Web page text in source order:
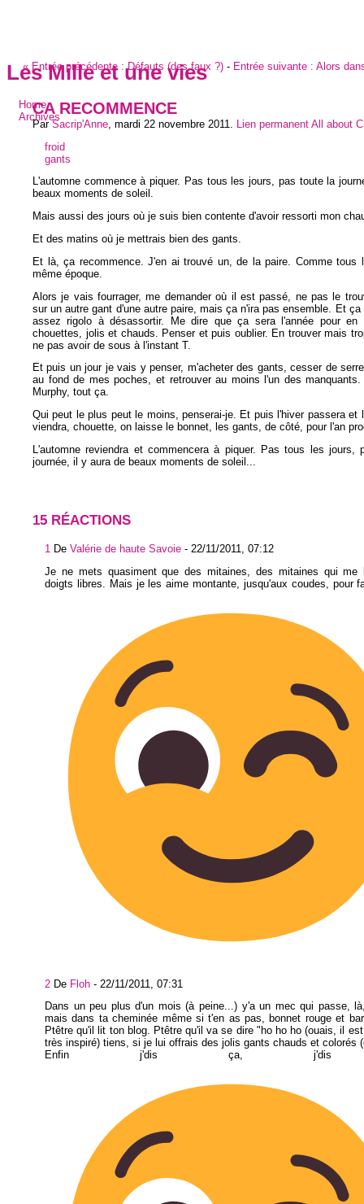
Les Mille et une vies
Home
Archives
« Entrée précédente :Défauts (des faux ?) - Entrée suivante : Alors
CA RECOMMENCE
ParSacrip'Anne mardi 22 novembre 2011 Lien permanent All about
froid
gants
L'automne commence à piquer. Pas tous les jours, pas toute la
beaux moments de soleil.
Mais aussi des jours où je suis bien contente d'avoir ressorti mon
Et des matins où je mettrais bien des gants.
Et là, ça recommence. J'en ai trouvé un, de la paire. Comme tous
même époque.
Alors je vais fourrager, me demander où il est passé, ne pas le
sur un autre gant d'une autre paire, mais ça n'ira pas ensemble. Et ça
assez rigolo à désassortir. Me dire que ça sera l'année pour en
chouettes, jolis et chauds. Penser et puis oublier. En trouver mais
ne pas avoir de sous à l'instant T.
Et puis un jour je vais y penser, m'acheter des gants, cesser de
au fond de mes poches, et retrouver au moins l'un des manquants.
Murphy, tout ça.
Qui peut le plus peut le moins, penserai-je. Et puis l'hiver passera et
viendra, chouette, on laisse le bonnet, les gants, de côté, pour l'an
L'automne reviendra et commencera à piquer. Pas tous les jours,
journée, il y aura de beaux moments de soleil...
15 RÉACTIONS
1 De Valérie de haute Savoie - 22/11/2011, 07:12
Je ne mets quasiment que des mitaines, des mitaines qui me
doigts libres. Mais je les aime montante, jusqu'aux coudes, pour
2 De Floh - 22/11/2011, 07:31
Dans un peu plus d'un mois (à peine...) y'a un mec qui passe,
mais dans ta cheminée même si t'en as pas, bonnet rouge et
Ptêtre qu'il lit ton blog. Ptêtre qu'il va se dire "ho ho ho (ouais, il
très inspiré) tiens, si je lui offrais des jolis gants chauds et colorés
Enfin j'dis ça, j'dis